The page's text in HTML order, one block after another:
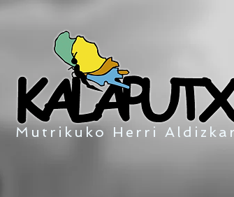
Mutrikuko Herri